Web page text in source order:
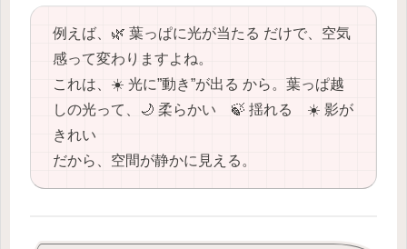
例えば、🌿 葉っぱに光が当たる だけで、空気
感って変わりますよね。
これは、☀️ 光に”動き”が出る から。葉っぱ越
しの光って、🌙 柔らかい 🍃 揺れる ☀️ 影が
きれい
だから、空間が静かに見える。